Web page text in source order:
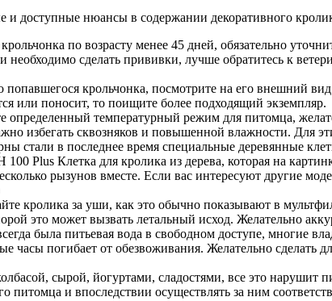
и доступные нюансы в содержании декоративного
по возрасту менее 45 дней, обязательно
необходимо сделать прививки, лучше обратитесь к
попавшегося крольчонка, посмотрите на его внешний
или поносит, то поищите более подходящий экземпляр.
определенный температурный режим для питомца,
избегать сквозняков и повышенной влажности. Для
стали в последнее время специальные деревянные
Plus Клетка для кролика из дерева, которая на
рызунов вместе. Если вас интересуют другие
кролика за уши, как это обычно показывают в
это может вызвать летальный исход. Желательно
была питьевая вода в свободном доступе, многие
часы погибает от обезвоживания. Желательно сделать
сырой, йогуртами, сладостями, все это
питомца и впоследствии осуществлять за ним